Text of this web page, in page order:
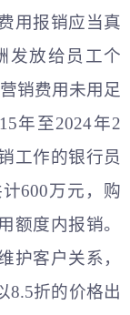
用报销应当真
发放给员工个
销费用未用足
年至2024年2
工作的银行员
600万元，购
额度内报销。
护客户关系，
8.5折的价格出